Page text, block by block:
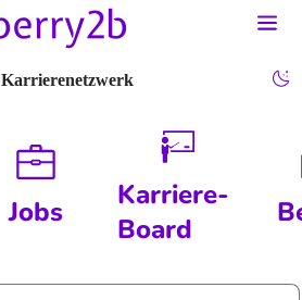
Karrierenetzwerk
Jobs
Karriere-
Board